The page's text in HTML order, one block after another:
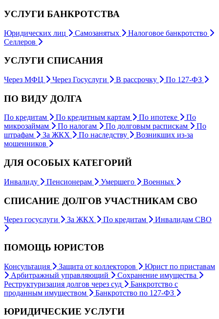
УСЛУГИ БАНКРОТСТВА
Юридических лиц Самозанятых
Налоговое банкротство
Селлеров
УСЛУГИ СПИСАНИЯ
Через МФЦ Через Госуслуги В рассрочку По 127-ФЗ
ПО ВИДУ ДОЛГА
По кредитам По кредитным картам По ипотеке
По
микрозаймам
По налогам По долговым распискам
По
штрафам
За ЖКХ По наследству
Возникших из-за
мошенников
ДЛЯ ОСОБЫХ КАТЕГОРИЙ
Инвалиду Пенсионерам Умершего Военных
СПИСАНИЕ ДОЛГОВ УЧАСТНИКАМ СВО
Через госуслуги За ЖКХ По кредитам Инвалидам СВО
ПОМОЩЬ ЮРИСТОВ
Консультация Защита от коллекторов
Юрист по приставам
Арбитражный управляющий
Сохранение имущества
Реструктуризация долгов через суд
Банкротство с
проданным имуществом
Банкротство по 127-ФЗ
ЮРИДИЧЕСКИЕ УСЛУГИ